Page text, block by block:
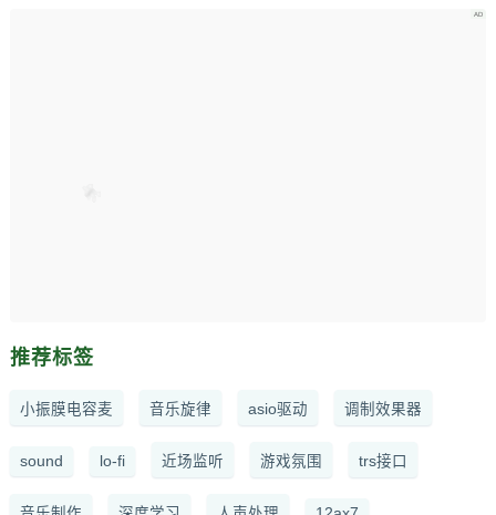
推荐标签
小振膜电容麦 音乐旋律 asio驱动 调制效果器
sound lo-fi 近场监听 游戏氛围 trs接口